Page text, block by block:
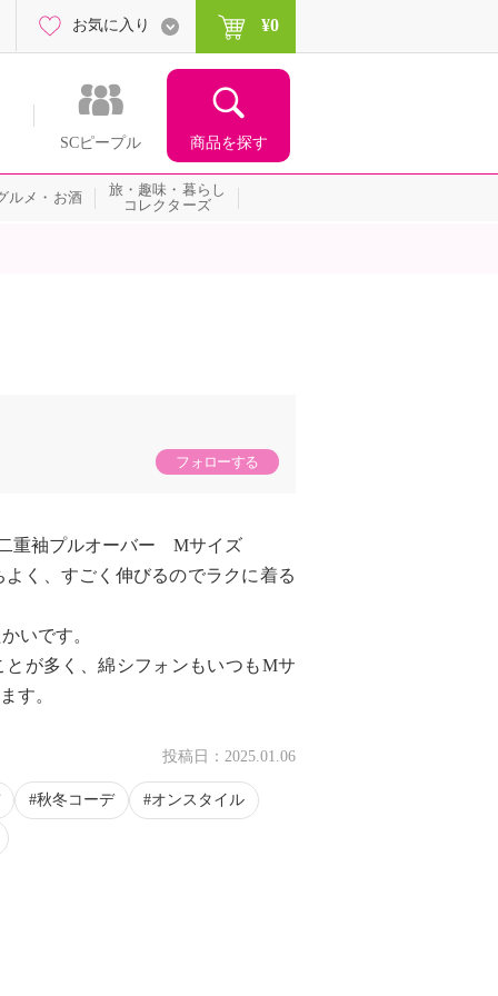
SCピープル 商品を探す
お気に入り ¥0
ルメ・お酒
旅・趣味・暮らし
コレクターズ
フォローする
重袖プルオーバー Mサイズ
く、すごく伸びるのでラクに着る
いです。
が多く、綿シフォンもいつもMサ
す。
投稿日： 2025.01.06
秋冬コーデ オンスタイル